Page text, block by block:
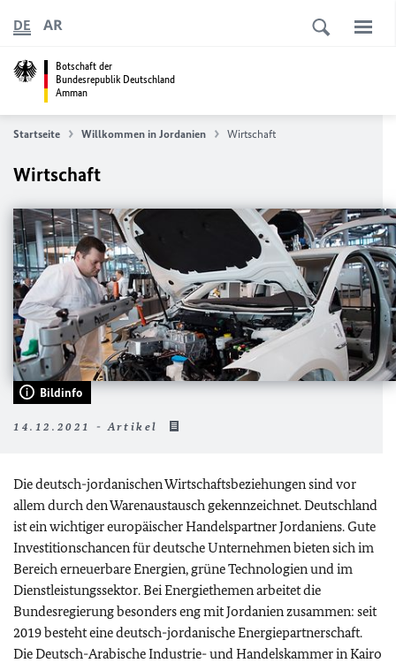
Botschaft der
Bundesrepublik Deutschland
Amman
DE AR
Startseite Willkommen in Jordanien Wirtschaft
Wirtschaft
Bildinfo
14.12.2021 - Artikel
Die deutsch-jordanischen Wirtschaftsbeziehungen sind vor
allem durch den Warenaustausch gekennzeichnet. Deutschland
ist ein wichtiger europäischer Handelspartner Jordaniens. Gute
Investitionschancen für deutsche Unternehmen bieten sich im
Bereich erneuerbare Energien, grüne Technologien und im
Dienstleistungssektor. Bei Energiethemen arbeitet die
Bundesregierung besonders eng mit Jordanien zusammen: seit
2019 besteht eine deutsch-jordanische Energiepartnerschaft.
Die Deutsch-Arabische Industrie- und Handelskammer in Kairo